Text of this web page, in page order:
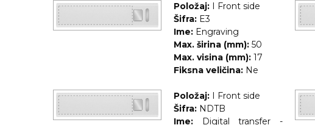
KUĆNI SETOVI
TORBE & PUTOVANJE
TEKSTIL
Položaj:
I Front side
Šifra: E3
Ime: Engraving
Max. širina (mm): 50
Max. visina (mm): 17
Fiksna veličina: Ne
Položaj:
I Front side
Šifra: NDTB
Ime:
Digital transfer -